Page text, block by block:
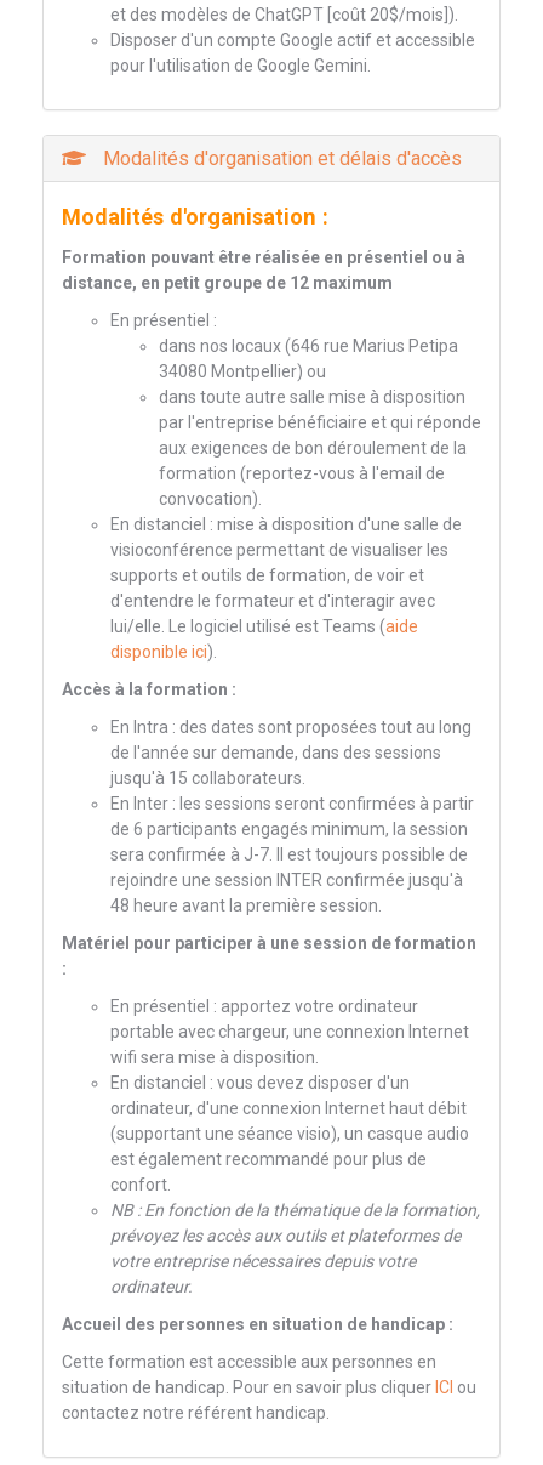
et des modèles de ChatGPT [coût 20$/mois]).
Disposer d'un compte Google actif et accessible
pour l'utilisation de Google Gemini.
Modalités d'organisation et délais d'accès
Modalités d'organisation :
Formation pouvant être réalisée en présentiel ou à
distance, en petit groupe de 12 maximum
En présentiel :
dans nos locaux (646 rue Marius Petipa
34080 Montpellier) ou
dans toute autre salle mise à disposition
par l'entreprise bénéficiaire et qui réponde
aux exigences de bon déroulement de la
formation (reportez-vous à l'email de
convocation).
En distanciel : mise à disposition d'une salle de
visioconférence permettant de visualiser les
supports et outils de formation, de voir et
d'entendre le formateur et d'interagir avec
lui/elle. Le logiciel utilisé est Teams (aide
disponible ici).
Accès à la formation :
En Intra : des dates sont proposées tout au long
de l'année sur demande, dans des sessions
jusqu'à 15 collaborateurs.
En Inter : les sessions seront confirmées à partir
de 6 participants engagés minimum, la session
sera confirmée à J-7. Il est toujours possible de
rejoindre une session INTER confirmée jusqu'à
48 heure avant la première session.
Matériel pour participer à une session de formation
:
En présentiel : apportez votre ordinateur
portable avec chargeur, une connexion Internet
wifi sera mise à disposition.
En distanciel : vous devez disposer d'un
ordinateur, d'une connexion Internet haut débit
(supportant une séance visio), un casque audio
est également recommandé pour plus de
confort.
NB : En fonction de la thématique de la formation,
prévoyez les accès aux outils et plateformes de
votre entreprise nécessaires depuis votre
ordinateur.
Accueil des personnes en situation de handicap :
Cette formation est accessible aux personnes en
situation de handicap. Pour en savoir plus cliquer ICI ou
contactez notre référent handicap.